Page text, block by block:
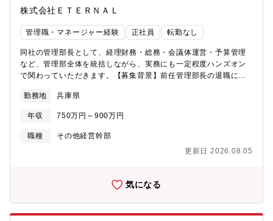
り、担当領域が異なります。（各課課長含めて8～9名のイメージ
です）【働き方・裁量】在宅勤務週2回程度※入社直後は出社にて
業務に慣れていただく想定です時差出勤可能転勤は想定されませ
ん保険代理店なので特定の保険会社に縛られないマルチキャリア
体制のため、顧客に最適な提案が可能です。【入社後イメージ】
入社後は担当エリア・業界を経験・希望をもとに相談の上で決
定。損保の実務経験がある方はすぐに戦力として活躍いただけま
株式会社ＥＴＥＲＮＡＬ
管理職・マネージャー経験 正社員 転勤なし
同社の管理部長として、経理財務・総務・会議体運営・予算管理
など、管理部全体を統括しながら、実務にも一定程度ハンズオン
で関わっていただきます。【募集背景】前任管理部長の退職に伴
す。【具体的職務内容】管理部長として、管理部全体の統括およ
び主要業務の実務管理を担っていただきます。【1. 経理財務領
域】・月次・年次決算の管理・資金繰り管理・税務申告に関する
対応（監査法人との連携含む）・経理チームのマネジメント・会
書の管理・社宅・備品・車両・店舗関連の管理・防災・リスク管
議事録作成、資料取りまとめ・決裁・稟議フローの管理【4. 経営
管理】・年次予算編成、予算統制・経営計画の進捗管理・経営資
料の作成【5. 規程・内部統制】・規程整備・改定・内部統制の構
築・運用・関係会社管理、債権管理の統括（必要に応じて）特に
勤務地 兵庫県
年収 750万円～900万円
職種
その他経営幹部
更新日 2026.08.05
気になる